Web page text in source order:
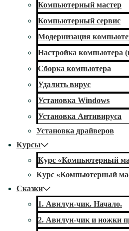
Компьютерный мастер
Компьютерный сервис
Модернизация
Настройка компьютера
Сборка компьютера
Удалить вирус
Установка Windows
Установка Антивируса
Установка драйверов
Курсы
Курс «Компьютерный
Курс «Компьютерный
Сказки
1. Авилун-чик. Начало.
2. Авилун-чик и ножки